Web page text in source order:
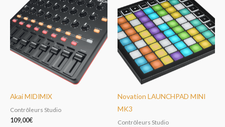
Akai MIDIMIX
Contrôleurs Studio
109,00€
Novation LAUNCHPAD MINI
MK3
Contrôleurs Studio